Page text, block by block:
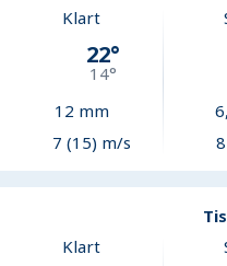
Klart
22°
14°
12 mm
7 (15) m/s
Klart